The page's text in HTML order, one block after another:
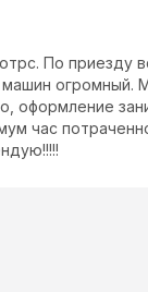
стоят в